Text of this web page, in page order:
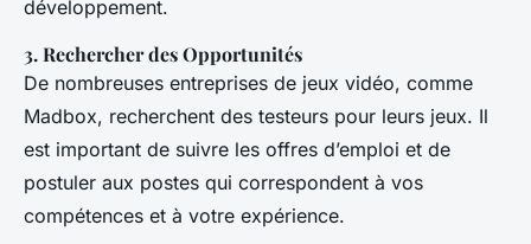
développement.
3. Rechercher des Opportunités
De nombreuses entreprises de jeux vidéo, comme
Madbox, recherchent des testeurs pour leurs jeux. Il
est important de suivre les offres d’emploi et de
postuler aux postes qui correspondent à vos
compétences et à votre expérience.